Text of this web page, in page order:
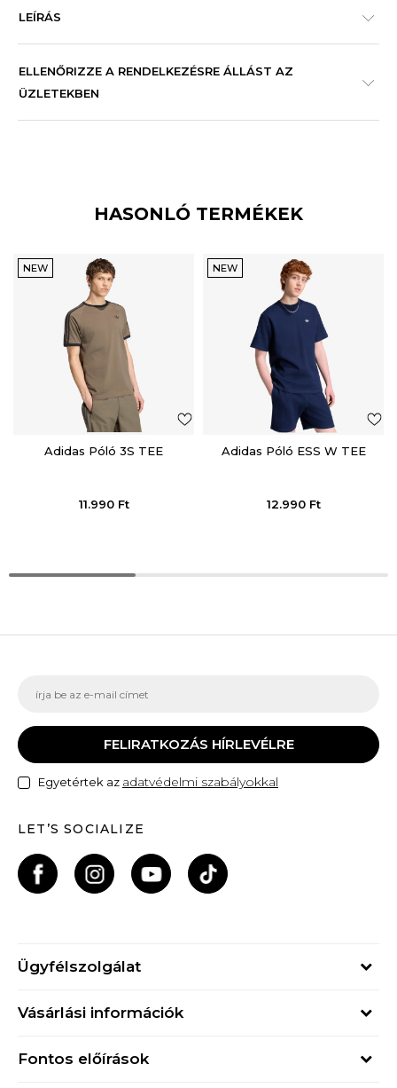
LEÍRÁS
ELLENŐRIZZE A RENDELKEZÉSRE ÁLLÁST AZ
ÜZLETEKBEN
HASONLÓ TERMÉKEK
NEW
Adidas Póló 3S TEE
11.990 Ft
NEW
Adidas Póló ESS W TEE
12.990 Ft
FELIRATKOZÁS HÍRLEVÉLRE
Egyetértek az adatvédelmi szabályokkal
LET’S SOCIALIZE
Ügyfélszolgálat
online@buzzsneakers.hu
Vásárlási információk
Fontos előírások